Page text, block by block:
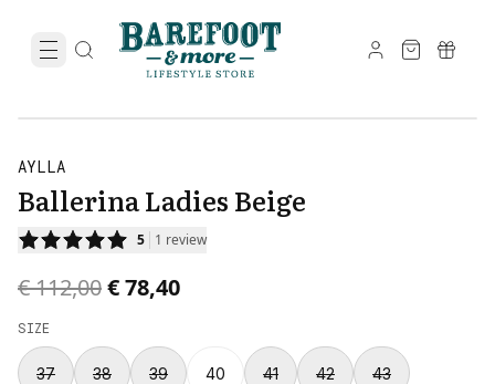
AYLLA
Ballerina Ladies Beige
5 1 review
Original price was € 112,00.
€ 112,00Current price is € 78,40.
€ 78,40
SIZE
37 38 39 40 41 42 43